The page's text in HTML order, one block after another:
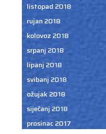
listopad 2018
rujan 2018
kolovoz 2018
srpanj 2018
lipanj 2018
svibanj 2018
ožujak 2018
siječanj 2018
prosinac 2017